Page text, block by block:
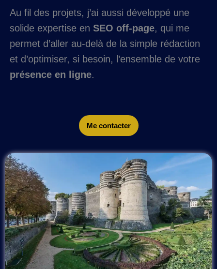
Au fil des projets, j’ai aussi développé une
solide expertise en SEO off-page, qui me
permet d’aller au-delà de la simple rédaction
et d’optimiser, si besoin, l’ensemble de votre
présence en ligne.
Me contacter